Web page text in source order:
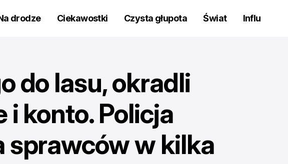
drodze Ciekawostki Czysta głupota Świat Influ
do lasu, okradli
i konto. Policja
sprawców w kilka